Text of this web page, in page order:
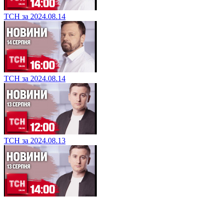
ТСН за 2024.08.14
ТСН за 2024.08.14
ТСН за 2024.08.13